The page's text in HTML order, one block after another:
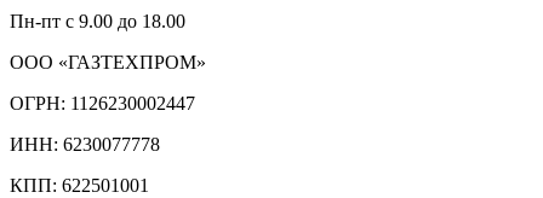
Пн-пт с 9.00 до 18.00
ООО «ГАЗТЕХПРОМ»
ОГРН: 1126230002447
ИНН: 6230077778
КПП: 622501001